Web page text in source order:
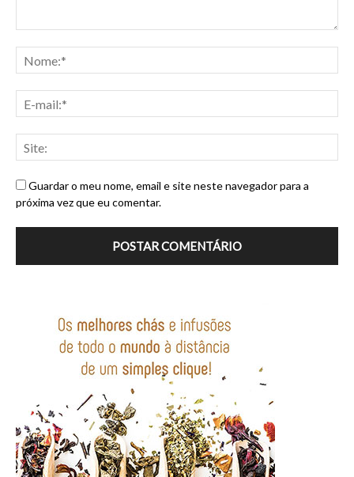
Guardar o meu nome, email e site neste navegador para a
próxima vez que eu comentar.